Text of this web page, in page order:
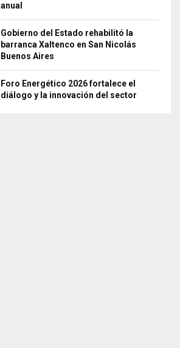
anual
Gobierno del Estado rehabilitó la
barranca Xaltenco en San Nicolás
Buenos Aires
Foro Energético 2026 fortalece el
diálogo y la innovación del sector